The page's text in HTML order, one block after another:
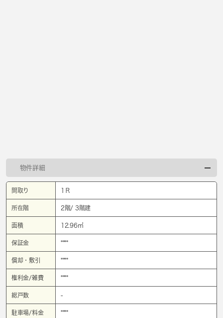
物件詳細
間取り 1Ｒ
所在階 2階/ 3階建
面積 12.96㎡
保証金 ****
償却・敷引 ****
権利金/雑費 ****
総戸数 -
駐車場/料金 ****